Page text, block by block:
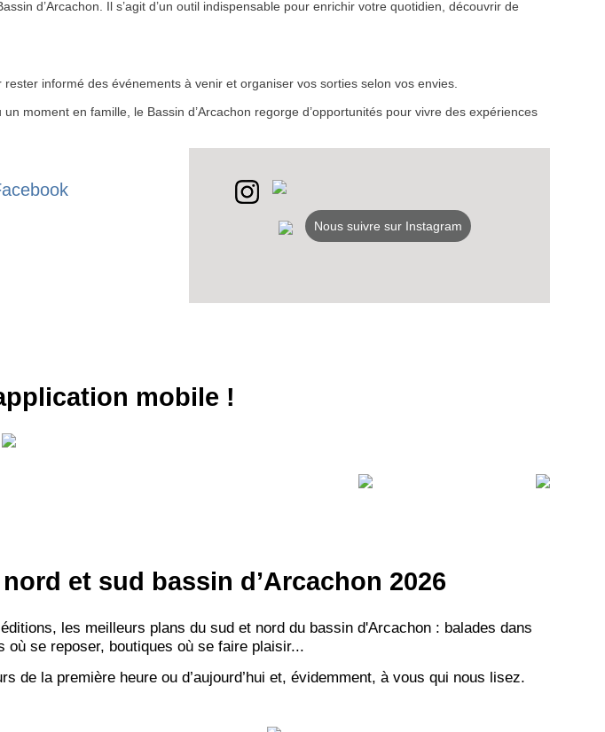
BONS PLANS
d’Arcachon. Il s’agit d’un outil indispensable pour enrichir votre quotidien, découvrir de
informé des événements à venir et organiser vos sorties selon vos envies.
moment en famille, le Bassin d’Arcachon regorge d’opportunités pour vivre des expériences
Nous suivre sur Instagram
mobile !
et sud bassin d’Arcachon 2026
les meilleurs plans du sud et nord du bassin d'Arcachon : balades dans
se reposer, boutiques où se faire plaisir...
de la première heure ou d’aujourd’hui et, évidemment, à vous qui nous lisez.